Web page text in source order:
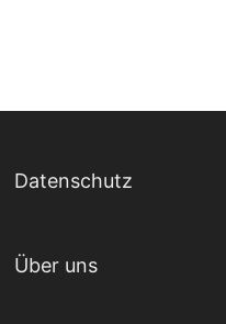
Datenschutz
Über uns